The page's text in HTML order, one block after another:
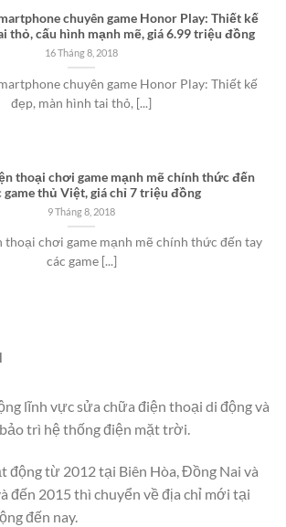
chuyên game Honor Play: Thiết kế
thỏ, cấu hình mạnh mẽ, giá 6.99 triệu đồng
16 Tháng 8, 2018
chuyên game Honor Play: Thiết kế
đẹp, màn hình tai thỏ, [...]
thoại chơi game mạnh mẽ chính thức đến
game thủ Việt, giá chỉ 7 triệu đồng
9 Tháng 8, 2018
thoại chơi game mạnh mẽ chính thức đến tay
các game [...]
lĩnh vực sửa chữa điện thoại di động và
trì hệ thống điện mặt trời.
động từ 2012 tại Biên Hòa, Đồng Nai và
đến 2015 thì chuyển về địa chỉ mới tại
đến nay.